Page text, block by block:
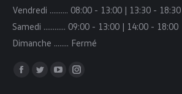
Vendredi …..….. 08:00 - 13:00 | 13:30 - 18:30
Samedi …..……. 09:00 - 13:00 | 14:00 - 18:00
Dimanche ..…… Fermé
Trouvez nous sur :
Facebook
TwitterYouTubeInstagram